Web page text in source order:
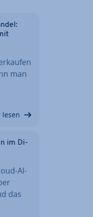
man
lesen
im Di­
Al­
das